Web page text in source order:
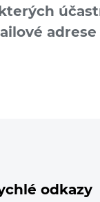
adrese
odkazy